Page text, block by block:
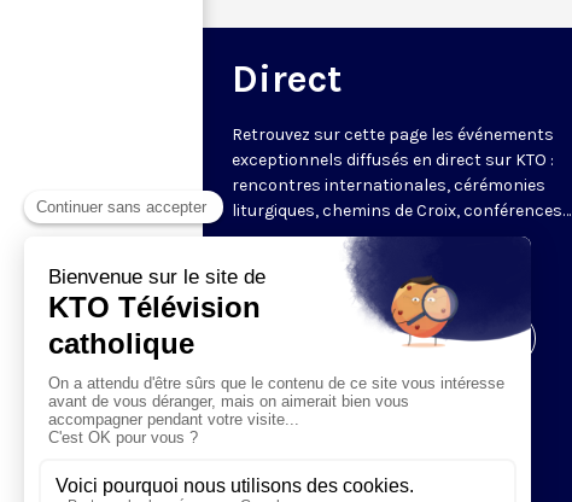
Direct
Retrouvez sur cette page les événements
exceptionnels diffusés en direct sur KTO :
rencontres internationales, cérémonies
liturgiques, chemins de Croix, conférences…
Cliquez ici pour accéder au
chaîne
Visiter la page de l'émission